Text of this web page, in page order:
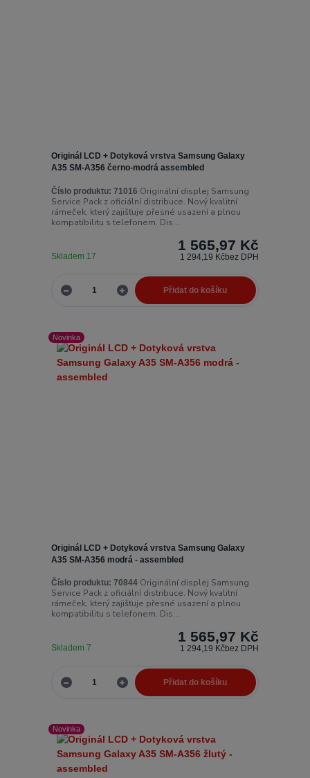
Originál LCD + Dotyková vrstva Samsung Galaxy
A35 SM-A356 černo-modrá assembled
Číslo produktu: 71016 Originální displej Samsung
Service Pack z oficiální distribuce. Nový kvalitní
rámeček, který zajišťuje přesné usazení a plnou
kompatibilitu s telefonem. Dis...
1 565,97 Kč
1 294,19 Kčbez DPH
Skladem 17
Přidat do košíku
Novinka
Originál LCD + Dotyková vrstva Samsung Galaxy
A35 SM-A356 modrá - assembled
Číslo produktu: 70844Originální displej Samsung
Service Pack z oficiální distribuce. Nový kvalitní
rámeček, který zajišťuje přesné usazení a plnou
kompatibilitu s telefonem. Dis...
1 565,97 Kč
1 294,19 Kčbez DPH
Skladem 7
Přidat do košíku
Novinka